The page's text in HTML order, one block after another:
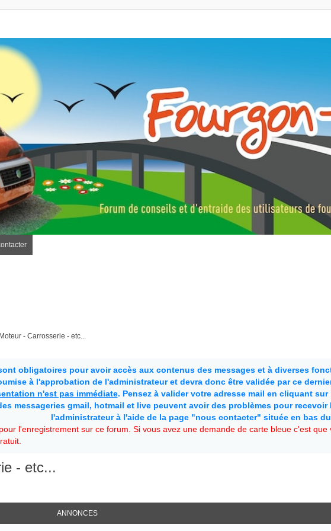
de fourgons, fourgons aménagés, vans et de camping-car. Partagez votre
- Carrosserie - etc...
obligatoires pour avoir accès aux contenus des messages et à diverses
à l'approbation de l'administrateur et devra donc être validée par ce
n'est pas immédiate. Pensez à valider votre adresse mail en cliquant
messageries gmail, hotmail et live peuvent avoir des problèmes pour
l'administrateur à l'aide de la page "nous contacter" située en bas
l'enregistrement sur ce forum. Si vous avez une demande de carte bleue c'est
- etc...
ANNONCES